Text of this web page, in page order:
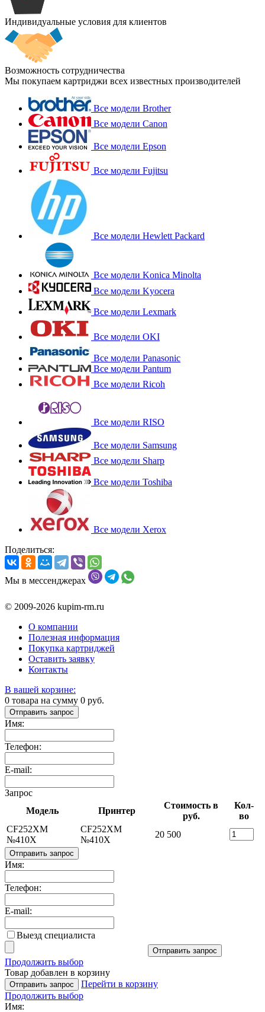
Индивидуальные условия для клиентов
Возможность сотрудничества
Мы покупаем картриджи всех известных производителей
Все модели Brother
Все модели Canon
Все модели Epson
Все модели Fujitsu
Все модели Hewlett Packard
Все модели Konica Minolta
Все модели Kyocera
Все модели Lexmark
Все модели OKI
Все модели Panasonic
Все модели Pantum
Все модели Ricoh
Все модели RISO
Все модели Samsung
Все модели Sharp
Все модели Toshiba
Все модели Xerox
Поделиться:
Мы в мессенджерах
© 2009-2026 kupim-rm.ru
О компании
Полезная информация
Покупка картриджей
Оставить заявку
Контакты
В вашей корзине:
0 товара на сумму 0 руб.
Отправить запрос
Имя:
Телефон:
E-mail:
Запрос
Модель
Принтер
Стоимость в
руб.
Кол-
во
CF252XM
№410X
CF252XM
№410X
20 500
Отправить запрос
Имя:
Телефон:
E-mail:
Выезд специалиста
Отправить запрос
Продолжить выбор
Товар добавлен в корзину
Отправить запрос
Перейти в корзину
Продолжить выбор
Имя: